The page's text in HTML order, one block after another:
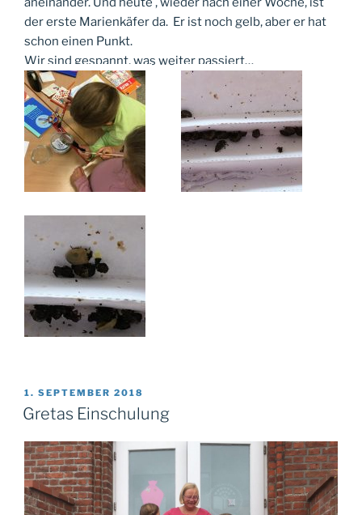
der erste Marienkäfer da. Er ist noch gelb, aber er hat
schon einen Punkt.
Wir sind gespannt, was weiter passiert…
VERÖFFENTLICHT
AM
1. SEPTEMBER 2018
Gretas Einschulung